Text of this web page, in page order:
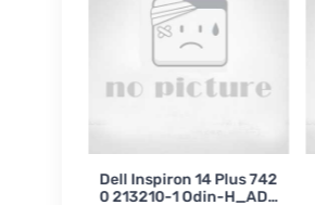
Dell Inspiron 14 Plus 742
0 213210-1 Odin-H_ADL